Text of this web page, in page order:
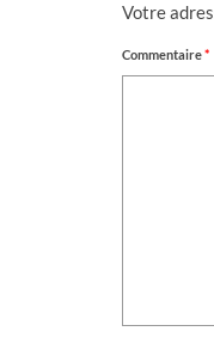
Votre
Commentaire*